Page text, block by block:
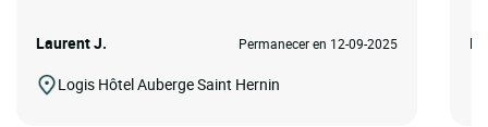
Laurent J. Permanecer en 12-09-2025
Logis Hôtel Auberge Saint Hernin